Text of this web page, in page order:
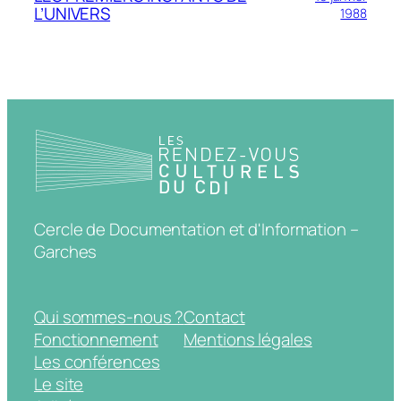
L’UNIVERS
1988
Cercle de Documentation et d'Information –
Garches
Qui sommes-nous ?
Fonctionnement
Les conférences
Le site
Contact
Mentions légales